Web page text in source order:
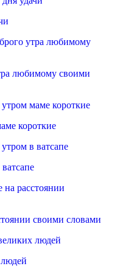
любимому своими
короткие
своими словами